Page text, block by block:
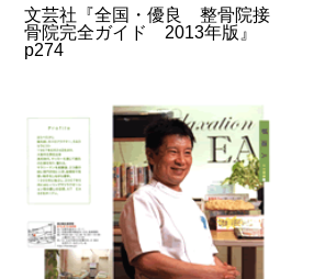
文芸社『全国・優良 整骨院接
骨院完全ガイド 2013年版』
p274